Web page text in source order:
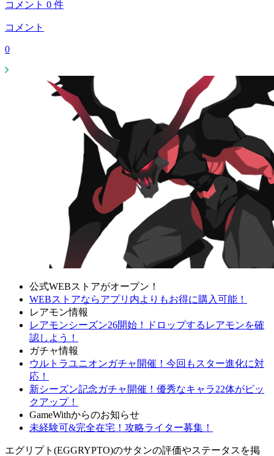
コメント 0 件
コメント
0
公式WEBストアがオープン！
WEBストアならアプリ内よりもお得に購入可能！
レアモン情報
レアモンシーズン26開始！ドロップするレアモンを確
認しよう！
ガチャ情報
ウルトラユニオンガチャ開催！今回もスター進化に対
応！
新シーズン記念ガチャ開催！優秀なキャラ22体がピッ
クアップ！
GameWithからのお知らせ
未経験可&完全在宅！攻略ライター募集！
エグリプト(EGGRYPTO)のサタンの評価やステータスを掲